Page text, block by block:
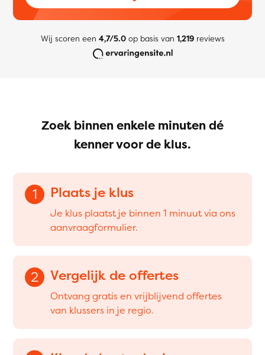
Wij scoren een 4,7/5.0op basis van 1,219reviews
Zoek binnen enkele minuten dé
kenner voor de klus.
1 Plaats je klus
Je klus plaatst je binnen 1 minuut via ons
aanvraagformulier.
2 Vergelijk de offertes
Ontvang gratis en vrijblijvend offertes
van klussers in je regio.